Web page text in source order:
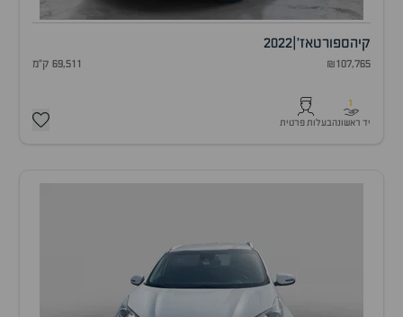
קיהספורטאז' 2022
₪107,765 69,511 ק"מ
1
יד ראשונהבעלות פרטית